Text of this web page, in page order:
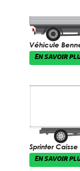
Véhicule
EN SAVOIR
Sprinter
EN SAVOIR